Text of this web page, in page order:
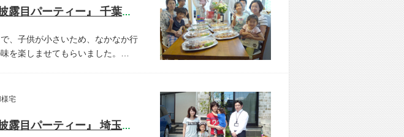
開催しました! 『新築お披露目パーティー』 千葉県流山市 I様宅
、子供が小さいため、なかなか行
を楽しませてもらいました。…
宅
開催しました! 『新築お披露目パーティー』 埼玉県越谷市 N様宅